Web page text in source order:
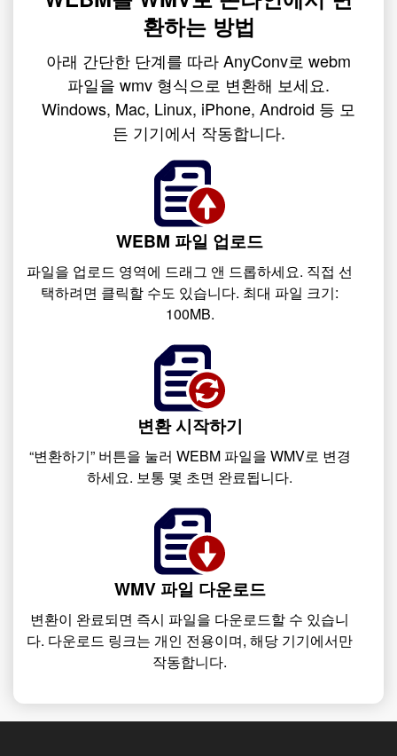
환하는 방법
아래 간단한 단계를 따라 AnyConv로 webm
파일을 wmv 형식으로 변환해 보세요.
Windows, Mac, Linux, iPhone, Android 등 모
든 기기에서 작동합니다.
WEBM 파일 업로드
파일을 업로드 영역에 드래그 앤 드롭하세요. 직접 선
택하려면 클릭할 수도 있습니다. 최대 파일 크기:
100MB.
변환 시작하기
“변환하기” 버튼을 눌러 WEBM 파일을 WMV로 변경
하세요. 보통 몇 초면 완료됩니다.
WMV 파일 다운로드
변환이 완료되면 즉시 파일을 다운로드할 수 있습니
다. 다운로드 링크는 개인 전용이며, 해당 기기에서만
작동합니다.